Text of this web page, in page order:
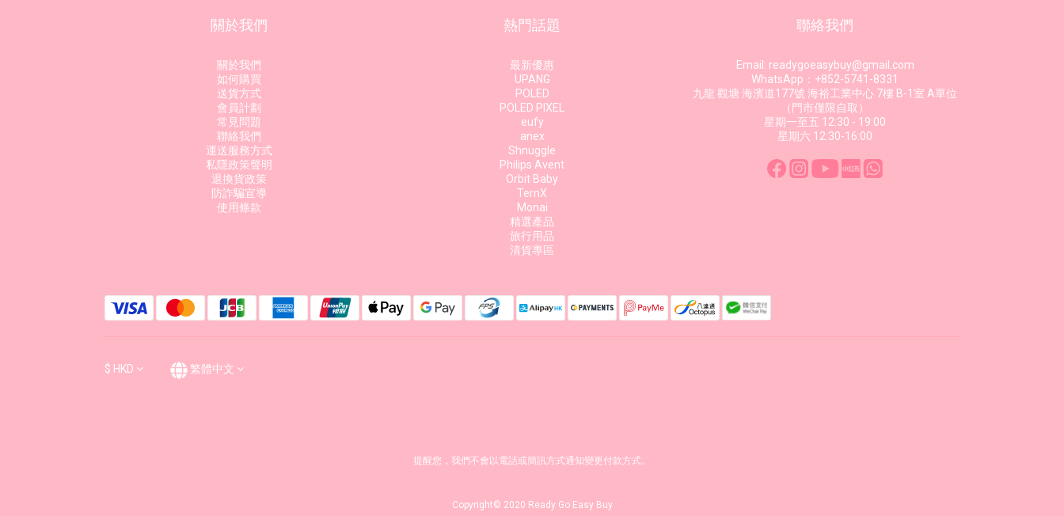
關於我們
關於我們
如何購買
送貨方式
會員計劃
常見問題
聯絡我們
運送服務方式
私隱政策聲明
退換貨政策
防詐騙宣導
使用條款
熱門話題
最新優惠
UPANG
POLED
POLED PIXEL
eufy
anex
Shnuggle
Philips Avent
Orbit Baby
TernX
Monai
精選產品
旅行用品
清貨專區
聯絡我們
Email: readygoeasybuy@gmail.com
WhatsApp：+852-5741-8331
九龍 觀塘 海濱道177號 海裕工業中心 7樓 B-1室 A單位
（門市僅限自取）
星期一至五 12:30 - 19:00
星期六 12:30-16:00
$ HKD 繁體中文
提醒您，我們不會以電話或簡訊方式通知變更付款方式。
Copyright© 2020 Ready Go Easy Buy